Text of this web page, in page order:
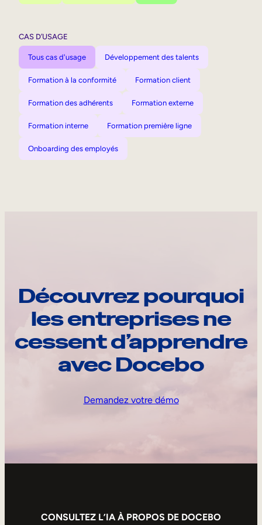
CAS D’USAGE
Tous cas d'usage Développement des talents
Formation à la conformité Formation client
Formation des adhérents Formation externe
Formation interne Formation première ligne
Onboarding des employés
Découvrez pourquoi
les entreprises ne
cessent d’apprendre
avec Docebo
Demandez votre démo
CONSULTEZ L’IA À PROPOS DE DOCEBO